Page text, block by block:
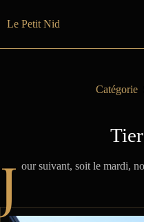
au
contenu
Le Petit Nid
Catégorie
J our suivant, soit le mardi,